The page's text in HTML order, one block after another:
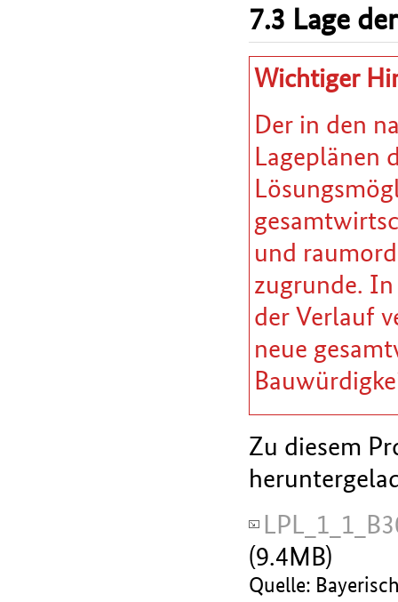
7.3 Lage
Wichtiger
Der in den
Lageplänen
und
zugrunde.
der Verlauf
neue
Zu diesem
(9.4MB)
Quelle: